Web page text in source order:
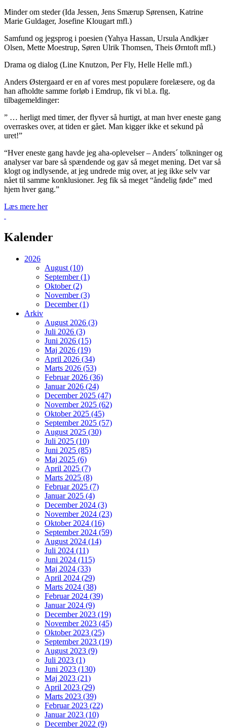
Minder om steder (Ida Jessen, Jens Smærup Sørensen, Katrine
Marie Guldager, Josefine Klougart mfl.)
Samfund og jegsprog i poesien (Yahya Hassan, Ursula Andkjær
Olsen, Mette Moestrup, Søren Ulrik Thomsen, Theis Ørntoft mfl.)
Drama og dialog (Line Knutzon, Per Fly, Helle Helle mfl.)
Anders Østergaard er en af vores mest populære forelæsere, og da
han afholdte samme forløb i Emdrup, fik vi bl.a. flg.
tilbagemeldinger:
” … herligt med timer, der flyver så hurtigt, at man hver eneste gang
overraskes over, at tiden er gået. Man kigger ikke et sekund på
uret!”
“Hver eneste gang havde jeg aha-oplevelser – Anders´ tolkninger og
analyser var bare så spændende og gav så meget mening. Det var så
klogt og indlysende, at jeg undrede mig over, at jeg ikke selv var
nået til samme konklusioner. Jeg fik så meget “åndelig føde” med
hjem hver gang.”
Læs mere her
Kalender
2026
August (10)
September (1)
Oktober (2)
November (3)
December (1)
Arkiv
August 2026 (3)
Juli 2026 (3)
Juni 2026 (15)
Maj 2026 (19)
April 2026 (34)
Marts 2026 (53)
Februar 2026 (36)
Januar 2026 (24)
December 2025 (47)
November 2025 (62)
Oktober 2025 (45)
September 2025 (57)
August 2025 (30)
Juli 2025 (10)
Juni 2025 (85)
Maj 2025 (6)
April 2025 (7)
Marts 2025 (8)
Februar 2025 (7)
Januar 2025 (4)
December 2024 (3)
November 2024 (23)
Oktober 2024 (16)
September 2024 (59)
August 2024 (14)
Juli 2024 (11)
Juni 2024 (115)
Maj 2024 (33)
April 2024 (29)
Marts 2024 (38)
Februar 2024 (39)
Januar 2024 (9)
December 2023 (19)
November 2023 (45)
Oktober 2023 (25)
September 2023 (19)
August 2023 (9)
Juli 2023 (1)
Juni 2023 (130)
Maj 2023 (21)
April 2023 (29)
Marts 2023 (39)
Februar 2023 (22)
Januar 2023 (10)
December 2022 (9)